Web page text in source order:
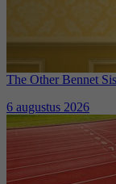
The Other Bennet
6 augustus 2026